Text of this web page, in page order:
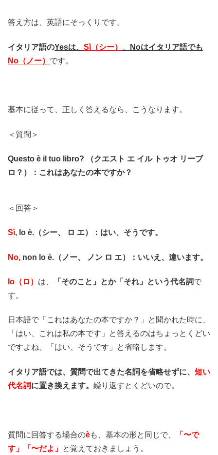
答え方は、英語にそっくりです。
イタリア語のYesは、 Sì（シー） 。
Noはイタリア語でも
No（ノー） です。
基本に従って、正しく答えるなら、こうなります。
＜質問＞
Questo è il tuo libro? （クエスト エ イル トゥオ リーブ
ロ？）：これはあなたの本ですか？
＜回答＞
Sì, lo è.（シー、 ロ エ）：はい、そうです。
No, non lo è.（ノー、 ノン ロ エ）：いいえ、違います。
lo（ロ） は、 「そのこと」とか「それ」という代名詞で
す。
日本語で「これはあなたの本ですか？」と聞かれた時に、
「はい、これは私の本です」と答えるのはちょっとくどい
ですよね。「はい、そうです」と省略します。
イタリア語では、質問で出てきた名詞を省略せずに、 短い
代名詞に置き換えます。 繰り返すとくどいので。
質問に回答する場合のèも、基本の形と同じで、
「〜で
す」「〜だよ」 と覚えておきましょう。